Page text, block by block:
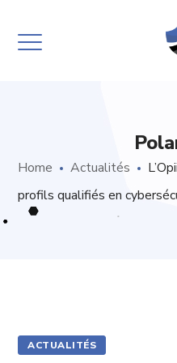
Home Actualités
profils qualifiés en
ACTUALITÉS